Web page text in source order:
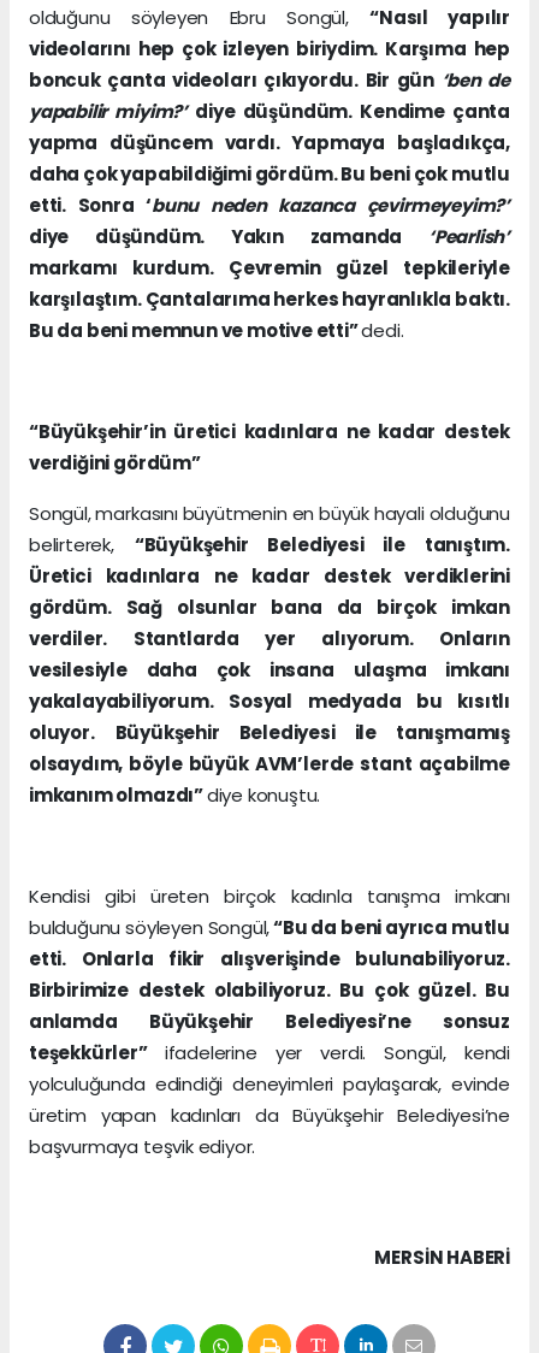
olduğunu söyleyen Ebru Songül,“Nasıl yapılır
videolarını hep çok izleyen biriydim. Karşıma hep
boncuk çanta videoları çıkıyordu. Bir gün ‘ben de
yapabilir miyim?’diye düşündüm. Kendime çanta
yapma düşüncem vardı. Yapmaya başladıkça,
daha çok yapabildiğimi gördüm. Bu beni çok mutlu
etti. Sonra ‘bunu neden kazanca çevirmeyeyim?’
diye düşündüm. Yakın zamanda ‘Pearlish’
markamı kurdum. Çevremin güzel tepkileriyle
karşılaştım. Çantalarıma herkes hayranlıkla baktı.
Bu da beni memnun ve motive etti”dedi.
“Büyükşehir’in üretici kadınlara ne kadar destek
verdiğini gördüm”
Songül, markasını büyütmenin en büyük hayali olduğunu
belirterek, “Büyükşehir Belediyesi ile tanıştım.
Üretici kadınlara ne kadar destek verdiklerini
gördüm. Sağ olsunlar bana da birçok imkan
verdiler. Stantlarda yer alıyorum. Onların
vesilesiyle daha çok insana ulaşma imkanı
yakalayabiliyorum. Sosyal medyada bu kısıtlı
oluyor.
Büyükşehir Belediyesi ile tanışmamış
olsaydım, böyle büyük AVM’lerde stant açabilme
imkanım olmazdı”diye konuştu.
Kendisi gibi üreten birçok kadınla tanışma imkanı
bulduğunu söyleyen Songül,“Bu da beni ayrıca mutlu
etti. Onlarla fikir alışverişinde bulunabiliyoruz.
Birbirimize destek olabiliyoruz. Bu çok güzel. Bu
anlamda Büyükşehir Belediyesi’ne sonsuz
teşekkürler” ifadelerine yer verdi. Songül, kendi
yolculuğunda edindiği deneyimleri paylaşarak, evinde
üretim yapan kadınları da Büyükşehir Belediyesi’ne
başvurmaya teşvik ediyor.
MERSIN HABERİ